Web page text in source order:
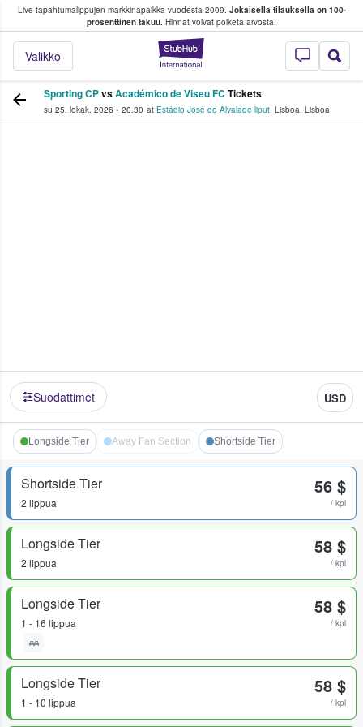
Live-tapahtumalippujen markkinapaikka vuodesta 2009. Jokaisella tilauksella on 100-
prosenttinen takuu. Hinnat voivat poiketa arvosta.
StubHub -
Valikko
fanit ostavat ja myyvät lippuja
Sporting CPvsAcadémico de Viseu FC Tickets
su 25. lokak. 2026 • 20.30 at Estádio José de Alvalade liput, Lisboa, Lisboa
Suodattimet USD
Longside Tier Away Fan Section Shortside Tier
Shortside Tier
2 lippua
56 $
/ kpl
Longside Tier
2 lippua
58 $
/ kpl
Longside Tier
1 - 16 lippua
58 $
/ kpl
Longside Tier
1 - 10 lippua
58 $
/ kpl